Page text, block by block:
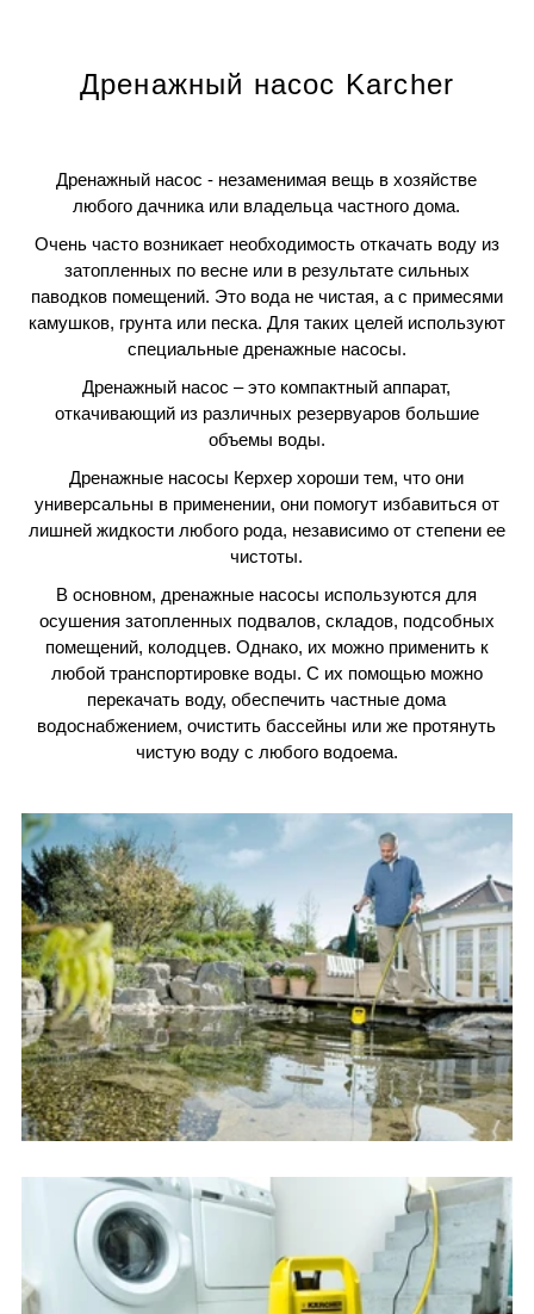
Дренажный насос Karcher
Дренажный насос - незаменимая вещь в хозяйстве
любого дачника или владельца частного дома.
Очень часто возникает необходимость откачать воду из
затопленных по весне или в результате сильных
паводков помещений. Это вода не чистая, а с примесями
камушков, грунта или песка. Для таких целей используют
специальные дренажные насосы.
Дренажный насос – это компактный аппарат,
откачивающий из различных резервуаров большие
объемы воды.
Дренажные насосы Керхер хороши тем, что они
универсальны в применении, они помогут избавиться от
лишней жидкости любого рода, независимо от степени ее
чистоты.
В основном, дренажные насосы используются для
осушения затопленных подвалов, складов, подсобных
помещений, колодцев. Однако, их можно применить к
любой транспортировке воды. С их помощью можно
перекачать воду, обеспечить частные дома
водоснабжением, очистить бассейны или же протянуть
чистую воду с любого водоема.